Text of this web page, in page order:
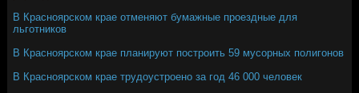
В Красноярском крае отменяют бумажные проездные для
льготников
В Красноярском крае планируют построить 59 мусорных полигонов
В Красноярском крае трудоустроено за год 46 000 человек